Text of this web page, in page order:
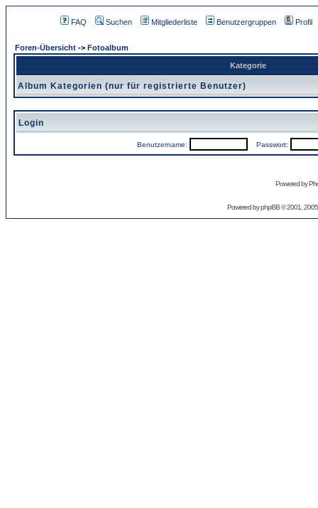
FAQ Suchen Mitgliederliste Benutzergruppen Profil
Foren-Übersicht -> Fotoalbum
Kategorie
Album Kategorien (nur für registrierte Benutzer)
Login
Benutzername: Passwort:
Powered by
Powered byphpBB© 2001,